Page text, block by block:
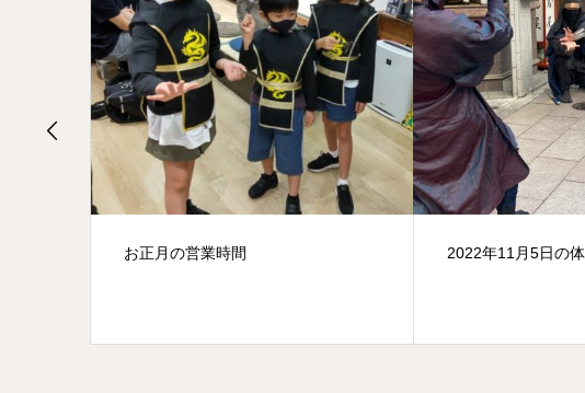
2022年11月5日の体験 鴨川シーワールド